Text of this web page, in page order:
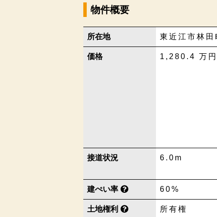
物件概要
所在地 東近江市林
価格 1,280.4 万円
接道状況 6.0m
建ぺい率 60%
土地権利 所有権